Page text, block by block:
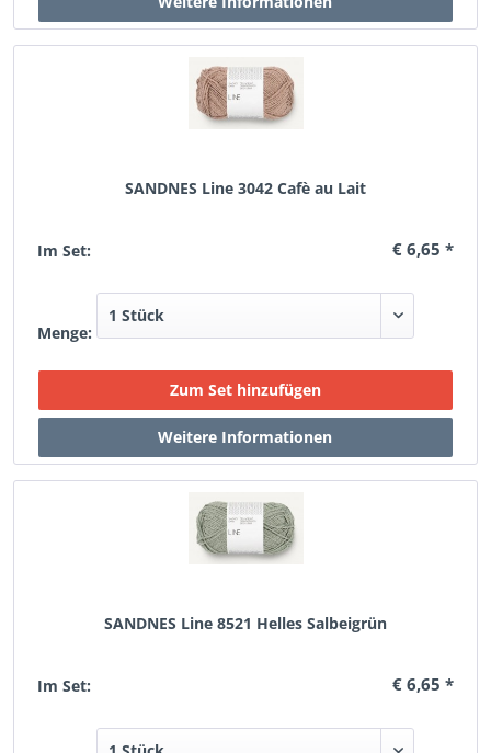
SANDNES Line 3042 Cafè au Lait
Im Set: € 6,65 *
Menge:
SANDNES Line 8521 Helles Salbeigrün
Im Set: € 6,65 *